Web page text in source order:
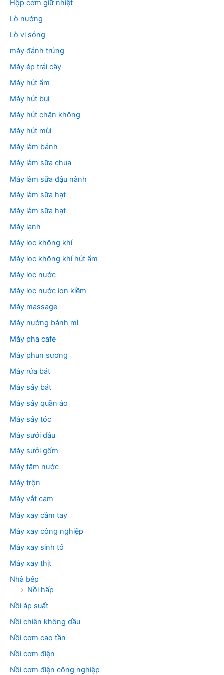
Hộp cơm giữ nhiệt
Lò nướng
Lò vi sóng
máy đánh trứng
Máy ép trái cây
Máy hút ẩm
Máy hút bụi
Máy hút chân không
Máy hút mùi
Máy làm bánh
Máy làm sữa chua
Máy làm sữa đậu nành
Máy làm sữa hạt
Máy làm sữa hạt
Máy lạnh
Máy lọc không khí
Máy lọc không khí hút ẩm
Máy lọc nước
Máy lọc nước ion kiềm
Máy massage
Máy nướng bánh mì
Máy pha cafe
Máy phun sương
Máy rửa bát
Máy sấy bát
Máy sấy quần áo
Máy sấy tóc
Máy sưởi dầu
Máy sưởi gốm
Máy tăm nước
Máy trộn
Máy vắt cam
Máy xay cầm tay
Máy xay công nghiệp
Máy xay sinh tố
Máy xay thịt
Nhà bếp
Nồi hấp
Nồi áp suất
Nồi chiên không dầu
Nồi cơm cao tần
Nồi cơm điện
Nồi cơm điện công nghiệp